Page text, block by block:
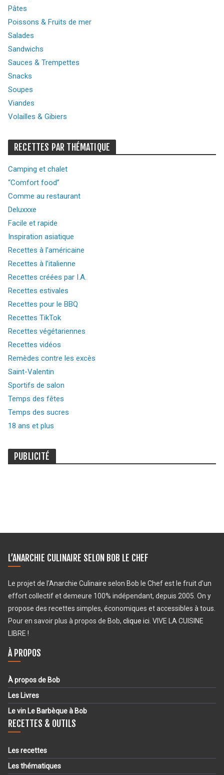
Pâtes
Poissons & Fruits de mer
Salades
Sandwichs
Sauces & Trempettes
Snacks
Soupes
Viandes
Volailles & Gibiers
RECETTES PAR THÉMATIQUE
Camping et chalet
“Comfort food”
Comme au restaurant
Deluxxxe
Facile et rapide
Inspiration asiatique
Recettes à l’américaine
Recettes à l’italienne
Recettes créées par I.A.
Recettes estivales
Recettes pour le BBQ
Recettes TikTok
Recettes végétariennes
Recettes vidéos
Remèdes contre les excès
Saint-Valentin
Sportifs de salon
Temps des fêtes
Temps des sucres
18 ans et plus
PUBLICITÉ
L’ANARCHIE CULINAIRE SELON BOB LE CHEF
Le projet de l’Anarchie Culinaire selon Bob le Chef est le fruit d’un
effort collectif et demeure 100% indépendant, depuis 2005. On y
propose des recettes simples, économiques et accessibles à tous.
Pour en savoir plus à propos de Bob, clique ici . VIVE LA CUISINE
LIBRE !
À PROPOS
À propos de Bob
Les Livres
Le vin Le Barbèque à Bob
RECETTES & OUTILS
Les recettes
Les thématiques